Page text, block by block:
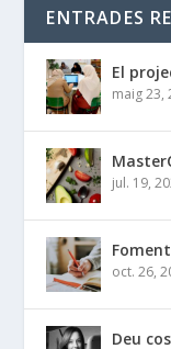
ENTRADES
El
maig 23,
jul. 19,
oct. 26,
Deu